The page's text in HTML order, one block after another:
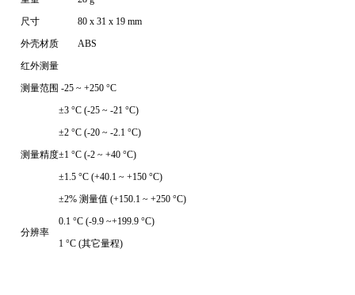
尺寸
80 x 31 x 19 mm
外壳材质
ABS
红外测量
测量范围 -25 ~ +250 °C
测量精度
±3 °C (-25 ~ -21 °C)
±2 °C (-20 ~ -2.1 °C)
±1 °C (-2 ~ +40 °C)
±1.5 °C (+40.1 ~ +150 °C)
±2% 测量值 (+150.1 ~ +250 °C)
分辨率
0.1 °C (-9.9 ~+199.9 °C)
1 °C (其它量程)